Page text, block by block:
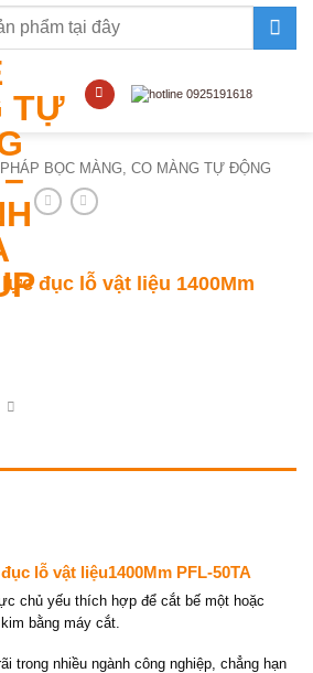
BỌC MÀNG, CO MÀNG TỰ ĐỘNG
đục lỗ vật liệu 1400Mm
lỗ vật liệu1400Mm PFL-50TA
chủ yếu thích hợp để cắt bế một hoặc
bằng máy cắt.
trong nhiều ngành công nghiệp, chẳng hạn